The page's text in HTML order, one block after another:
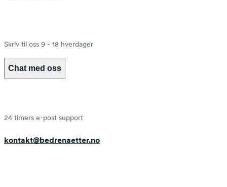
Skriv til oss 9 - 18 hverdager
Chat med oss
24 timers e-post support
kontakt@bedrenaetter.no